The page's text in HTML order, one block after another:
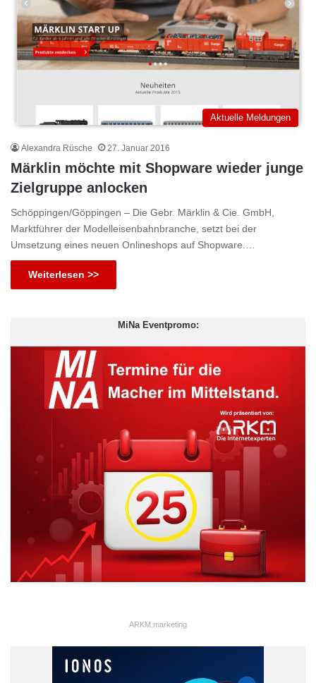
Aktuelle Meldungen
Alexandra Rüsche 27. Januar 2016
Märklin möchte mit Shopware wieder junge
Zielgruppe anlocken
Schöppingen/Göppingen – Die Gebr. Märklin & Cie. GmbH,
Marktführer der Modelleisenbahnbranche, setzt bei der
Umsetzung eines neuen Onlineshops auf Shopware.…
Weiterlesen >>
MiNa Eventpromo:
ARKM.marketing